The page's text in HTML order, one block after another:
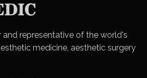
and representative of the world's
medicine, aesthetic surgery